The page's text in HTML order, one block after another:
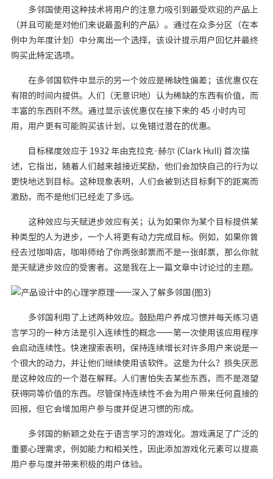
多邻国使用这种技术将用户的注意力吸引到最受欢迎的产品上
（并且可能是对他们来说最盈利的产品）。通过在众多分区（在本
例中为年度计划）中分离出一个选择，该设计提示用户回忆并最终
购买此特定选项。
在多邻国软件中显示的另一个效应是稀缺性偏差；该优惠仅在
有限的时间内提供。人们（无意识地）认为稀缺的东西有价值，而
丰富的东西则不然。通过显示该优惠仅在接下来的 45 小时内可
用，用户更有可能购买该计划，以免错过潜在的优惠。
目标梯度效应于 1932 年由克拉克·赫尔 (Clark Hull) 首次描
述，它指出，随着人们越来越接近奖励，他们会加快自己的行为以
更快地达到目标。这种现象表明，人们会被到达目标剩下的距离而
激励，而不是他们已经走了多远。
这种效应与天赋进步效应有关；认为如果你为某个目标提供某
种类型的人为进步，一个人将更有动力完成目标。例如，如果你曾
经去过咖啡店，咖啡师给了你两张邮票而不是一张邮票，那么你就
是天赋进步效应的受害者。这是我在上一篇文章中讨论过的主题。
多邻国利用了上述两种效应。鼓励用户养成习惯并每天练习语
言学习的一种方法是引入连续性的概念——第一次使用该应用程序
会启动连续性。快速搜索表明，保持连续增长对许多用户来说是一
个很大的动力，并让他们继续使用该软件。这是为什么？损失厌恶
是这种效应的一个潜在解释。人们害怕失去某些东西，而不是渴望
获得同等价值的东西。尽管保持连续性不会为用户带来任何直接的
回报，但它会增加用户参与度并促进习惯的形成。
多邻国的新颖之处在于语言学习的游戏化。游戏满足了广泛的
重要心理需求，例如能力和相关性，因此添加游戏化元素可以提高
用户参与度并带来积极的用户体验。